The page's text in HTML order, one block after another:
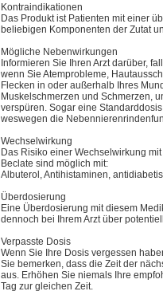
Kontraindikationen
Das Produkt ist Patienten mit einer
beliebigen Komponenten der Zutat
Mögliche Nebenwirkungen
Informieren Sie Ihren Arzt darüber,
wenn Sie Atemprobleme,
Flecken in oder außerhalb Ihres
Muskelschmerzen und Schmerzen,
verspüren. Sogar eine
weswegen die
Wechselwirkung
Das Risiko einer Wechselwirkung
Beclate sind möglich mit:
Albuterol, Antihistaminen,
Überdosierung
Eine Überdosierung mit diesem
dennoch bei Ihrem Arzt über
Verpasste Dosis
Wenn Sie Ihre Dosis vergessen
Sie bemerken, dass die Zeit der
aus. Erhöhen Sie niemals Ihre
Tag zur gleichen Zeit.